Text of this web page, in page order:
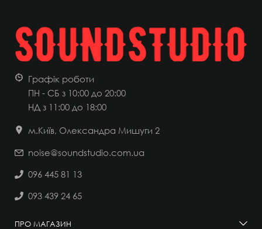
Графік роботи
ПН - СБ з 10:00 до 20:00
НД з 11:00 до 18:00
м.Київ, Олександра Мишуги 2
noise@soundstudio.com.ua
096 445 81 13
093 439 24 65
ПРО МАГАЗИН